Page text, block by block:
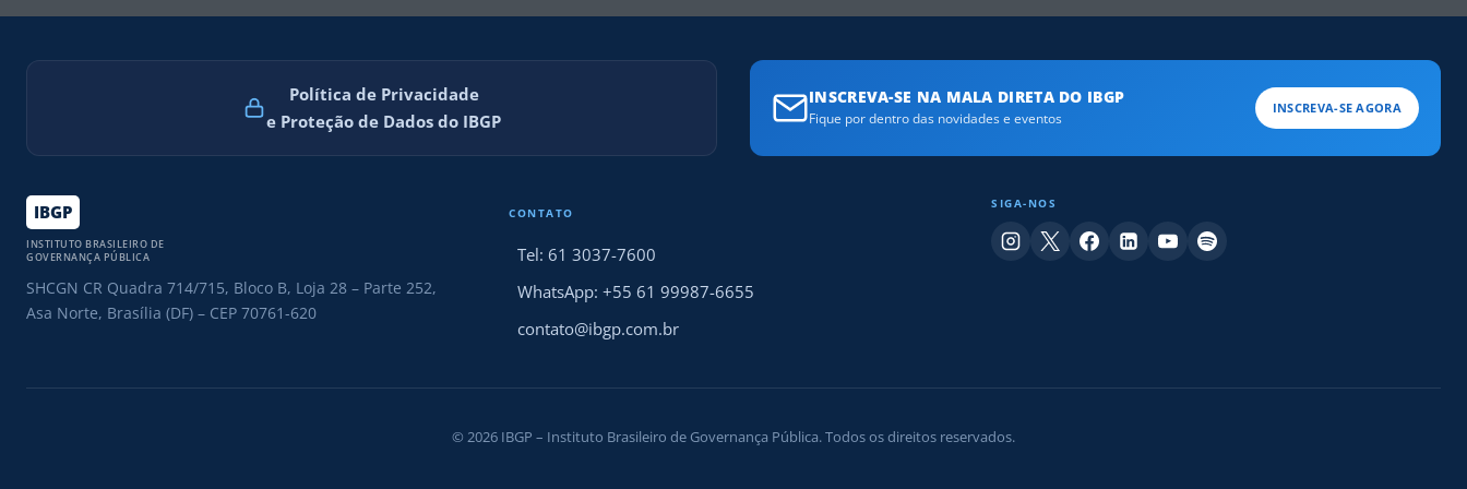
Política de Privacidade
e Proteção de Dados do IBGP
INSCREVA-SE NA MALA DIRETA DO IBGP
Fique por dentro das novidades e eventos
INSCREVA-SE AGORA
IBGP
INSTITUTO BRASILEIRO DE
GOVERNANÇA PÚBLICA
SHCGN CR Quadra 714/715, Bloco B, Loja 28 – Parte 252,
Asa Norte, Brasília (DF) – CEP 70761-620
CONTATO
Tel: 61 3037-7600
WhatsApp: +55 61 99987-6655
contato@ibgp.com.br
SIGA-NOS
© 2026 IBGP – Instituto Brasileiro de Governança Pública. Todos os direitos reservados.